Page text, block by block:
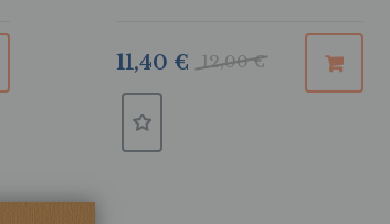
12,00 €
11,40 €